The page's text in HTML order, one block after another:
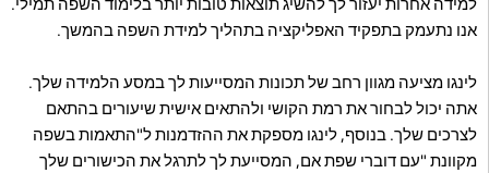
אנו נתעמק בתפקיד האפליקציה בתהליך למידת השפה בהמשך.
לינגו מציעה מגוון רחב של תכונות המסייעות לך במסע הלמידה שלך.
אתה יכול לבחור את רמת הקושי ולהתאים אישית שיעורים בהתאם
לצרכים שלך. בנוסף, לינגו מספקת את ההזדמנות ל"התאמות בשפה
מקוונת "עם דוברי שפת אם, המסייעת לך לתרגל את הכישורים שלך